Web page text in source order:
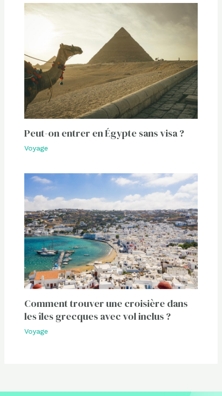
Peut-on entrer en Égypte sans visa ?
Voyage
Comment trouver une croisière dans
les îles grecques avec vol inclus ?
Voyage